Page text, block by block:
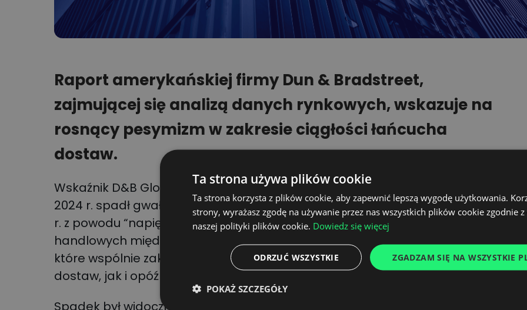
Raport amerykańskiej firmy Dun & Bradstreet,
zajmującej się analizą danych rynkowych, wskazuje na
rosnący pesymizm w zakresie ciągłości łańcucha
dostaw.
Wskaźnik D&B Global Business Supply Chain Continuity Index za I kwartał
2024 r. spadł gwałtownie z 51,1 w IV kwartale 2023 r. do 47,9 w I kwartale 2024
r. z powodu “napięć geopolitycznych w różnych częściach świata, sporów
handlowych między wiodącymi krajami oraz kwestii związanych z klimatem,
które wspólnie zakłócają szlaki handlowe, powodując zarówno wyższe koszty
dostaw, jak i opóźnienia w dostawach”.
Spadek był widoczny zarówno w gospodarkach rozwiniętych, jak i
Ta strona używa plików cookie
Ta strona korzysta z plików cookie, aby zapewnić lepszą wygodę użytkowania.
strony, wyrażasz zgodę na używanie przez nas wszystkich plików cookie zgodnie
naszej polityki plików cookie. Dowiedz się więcej
ZGADZAM SIĘ NA WSZYSTKIE
ODRZUĆ WSZYSTKIE
POKAŻ SZCZEGÓŁY